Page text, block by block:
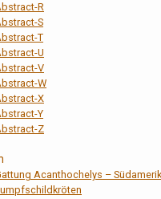
R
S
T
U
V
W
X
Y
Z
Acanthochelys –